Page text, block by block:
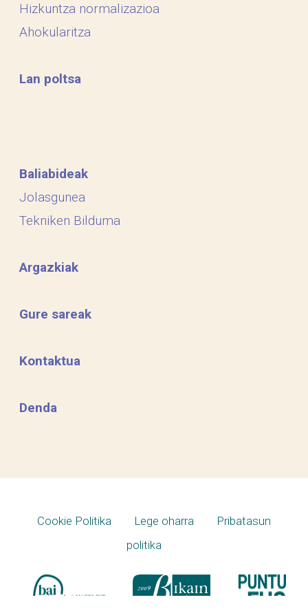
Hizkuntza normalizazioa
Ahokularitza
Lan poltsa
Baliabideak
Jolasgunea
Tekniken Bilduma
Argazkiak
Gure sareak
Kontaktua
Denda
Cookie Politika Lege oharra
Pribatasun
politika